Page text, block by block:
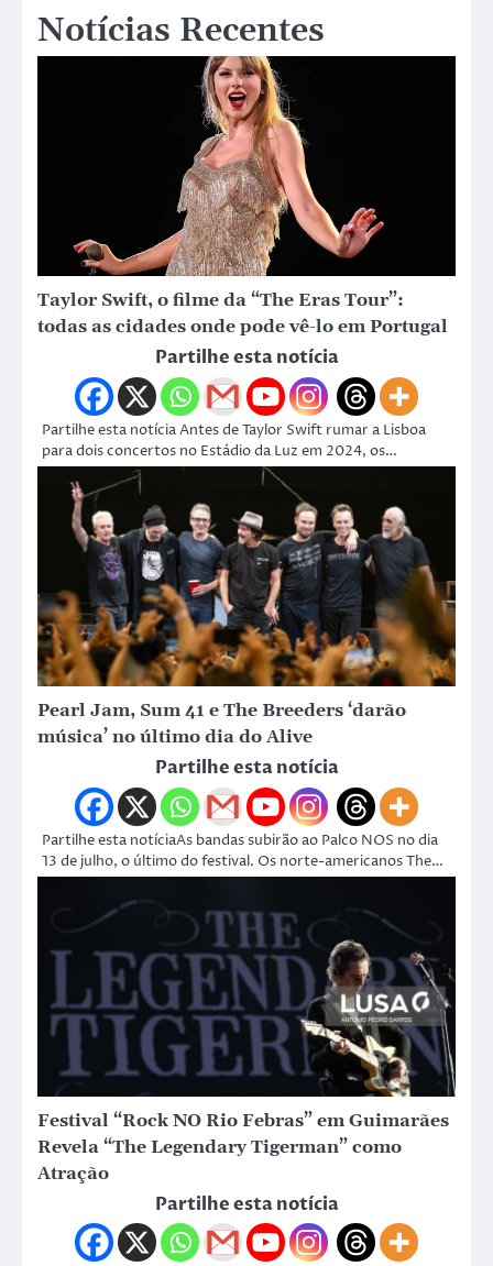
Notícias Recentes
Taylor Swift, o filme da “The Eras Tour”:
todas as cidades onde pode vê-lo em Portugal
Partilhe esta notícia
Partilhe esta notícia Antes de Taylor Swift rumar a Lisboa
para dois concertos no Estádio da Luz em 2024, os…
Pearl Jam, Sum 41 e The Breeders ‘darão
música’ no último dia do Alive
Partilhe esta notícia
Partilhe esta notíciaAs bandas subirão ao Palco NOS no dia
13 de julho, o último do festival. Os norte-americanos The…
Festival “Rock NO Rio Febras” em Guimarães
Revela “The Legendary Tigerman” como
Atração
Partilhe esta notícia